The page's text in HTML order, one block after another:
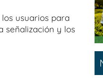
usuarios para
señalización y los